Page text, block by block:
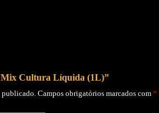
Cultura Líquida (1L)”
publicado. Campos obrigatórios marcados com *